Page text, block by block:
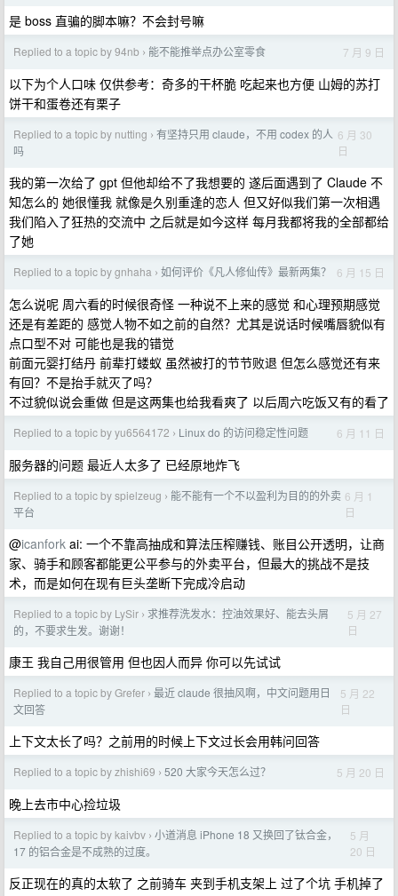
是 boss 直骗的脚本嘛？不会封号嘛
Replied to a topic by 94nb › 能不能推举点办公室零食 7 月 9 日
以下为个人口味 仅供参考：奇多的干杯脆 吃起来也方便 山姆的苏打
饼干和蛋卷还有栗子
Replied to a topic by nutting › 有坚持只用 claude，不用 codex 的人
吗
6 月 30
日
我的第一次给了 gpt 但他却给不了我想要的 遂后面遇到了 Claude 不
知怎么的 她很懂我 就像是久别重逢的恋人 但又好似我们第一次相遇
我们陷入了狂热的交流中 之后就是如今这样 每月我都将我的全部都给
了她
Replied to a topic by gnhaha › 如何评价《凡人修仙传》最新两集？ 6 月 15 日
怎么说呢 周六看的时候很奇怪 一种说不上来的感觉 和心理预期感觉
还是有差距的 感觉人物不如之前的自然？尤其是说话时候嘴唇貌似有
点口型不对 可能也是我的错觉
前面元婴打结丹 前辈打蝼蚁 虽然被打的节节败退 但怎么感觉还有来
有回？不是抬手就灭了吗？
不过貌似说会重做 但是这两集也给我看爽了 以后周六吃饭又有的看了
Replied to a topic by yu6564172 › Linux do 的访问稳定性问题 6 月 11 日
服务器的问题 最近人太多了 已经原地炸飞
Replied to a topic by spielzeug › 能不能有一个不以盈利为目的的外卖
平台
6 月 1
日
@icanfork ai: 一个不靠高抽成和算法压榨赚钱、账目公开透明，让商
家、骑手和顾客都能更公平参与的外卖平台，但最大的挑战不是技
术，而是如何在现有巨头垄断下完成冷启动
Replied to a topic by LySir › 求推荐洗发水：控油效果好、能去头屑
的，不要求生发。谢谢！
5 月 27
日
康王 我自己用很管用 但也因人而异 你可以先试试
Replied to a topic by Grefer › 最近 claude 很抽风啊，中文问题用日
文回答
5 月 22
日
上下文太长了吗？之前用的时候上下文过长会用韩问回答
Replied to a topic by zhishi69 › 520 大家今天怎么过？ 5 月 20 日
晚上去市中心捡垃圾
Replied to a topic by kaivbv › 小道消息 iPhone 18 又换回了钛合金，
17 的铝合金是不成熟的过度。
5 月
20 日
反正现在的真的太软了 之前骑车 夹到手机支架上 过了个坑 手机掉了